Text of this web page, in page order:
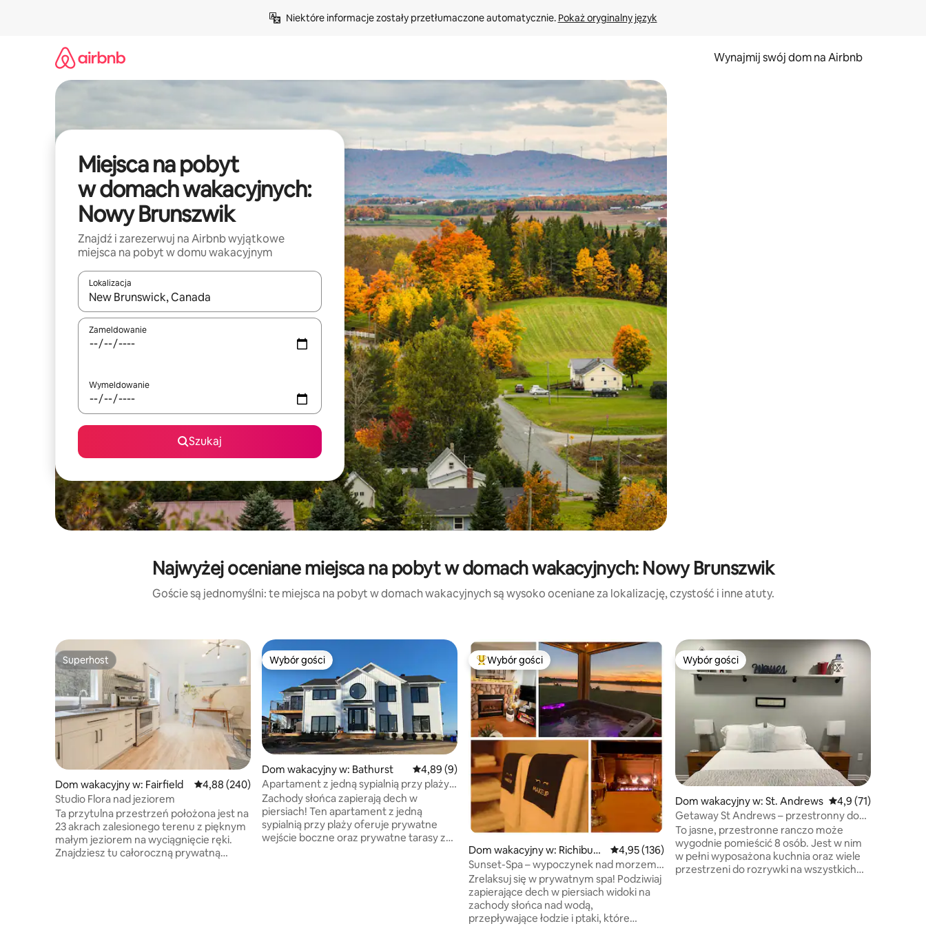
Niektóre informacje zostały przetłumaczone automatycznie. Pokaż oryginalny język
Wynajmij swój dom na Airbnb
Miejsca na pobyt
w domach wakacyjnych:
Nowy Brunszwik
Znajdź i zarezerwuj na Airbnb wyjątkowe
miejsca na pobyt w domu wakacyjnym
Lokalizacja
Gdy wyniki będą dostępne, możesz poruszać się po nich za pomocą klawiszy strzałek w górę i w dół lub przeglądać je za pomocą gestów dotykowych lub przesuwania.
Zameldowanie
Wymeldowanie
Szukaj
Najwyżej oceniane miejsca na pobyt w domach wakacyjnych: Nowy Brunszwik
Goście są jednomyślni: te miejsca na pobyt w domach wakacyjnych są wysoko oceniane za lokalizację, czystość i inne atuty.
Superhost
Superhost
Dom wakacyjny w: Fairfield Średnia ocena: 4,88 na 5, liczba recenzji: 240
4,88 (240)
Studio Flora nad jeziorem
Ta przytulna przestrzeń położona jest na
23 akrach zalesionego terenu z pięknym
małym jeziorem na wyciągnięcie ręki.
Znajdziesz tu całoroczną prywatną
Wybór gości
Wybór gości
Dom wakacyjny w: Bathurst Średnia ocena: 4,89 na 5, liczba recenzji: 9
4,89 (9)
Apartament z jedną sypialnią przy plaży
z prywatnym wejściem
Zachody słońca zapierają dech w
piersiach! Ten apartament z jedną
sypialnią przy plaży oferuje prywatne
wejście boczne oraz prywatne tarasy z
Najpopularniejsze z kategorii Wybór gości
Wybór gości
Dom wakacyjny w: Richibuct
o
Średnia ocena: 4,95 na 5, liczba recenzji: 136
4,95 (136)
Sunset-Spa – wypoczynek nad morzem!
Jacuzzi i Park Narodowy
Zrelaksuj się w prywatnym spa! Podziwiaj
zapierające dech w piersiach widoki na
zachody słońca nad wodą,
przepływające łodzie i ptaki, które
Wybór gości
Wybór gości
Dom wakacyjny w: St. Andrews Średnia ocena: 4,9
4,9 (71)
Getaway St Andrews – przestronny dom
wakacyjny
To jasne, przestronne ranczo może
wygodnie pomieścić 8 osób. Jest w nim
w pełni wyposażona kuchnia oraz wiele
przestrzeni do rozrywki na wszystkich